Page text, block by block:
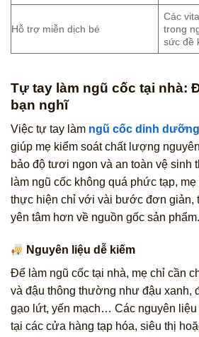
Hỗ trợ miễn dịch bé
Các
trong
sức đề
Tự tay làm ngũ cốc tại nhà:
bạn nghĩ
Việc tự tay làm ngũ cốc dinh dưỡng
giúp mẹ kiểm soát chất lượng
bảo độ tươi ngon và an toàn vệ sinh
làm ngũ cốc không quá phức tạp,
thực hiện chỉ với vài bước đơn giản,
yên tâm hơn về nguồn gốc sản phẩm.
Nguyên liệu dễ kiếm
Để làm ngũ cốc tại nhà, mẹ chỉ cần
và đậu thông thường như đậu xanh,
gạo lứt, yến mạch… Các nguyên liệu
tại các cửa hàng tạp hóa, siêu thị